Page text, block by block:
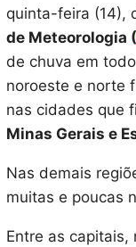
quinta-feira (14),
de Meteorologia (
de chuva em
noroeste e norte
nas cidades que
Minas Gerais e
Nas demais
muitas e poucas
Entre as capitais,